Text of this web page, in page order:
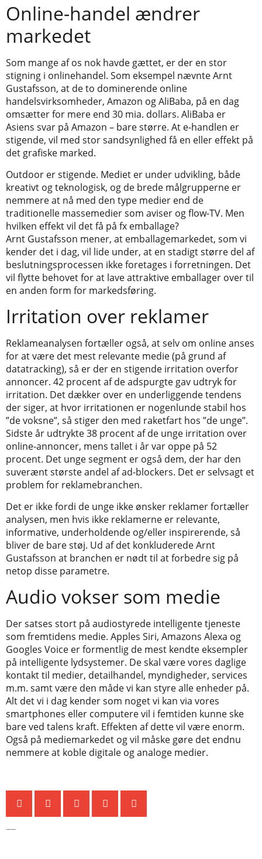
Online-handel ændrer
markedet
Som mange af os nok havde gættet, er der en stor
stigning i onlinehandel. Som eksempel nævnte Arnt
Gustafsson, at de to dominerende online
handelsvirksomheder, Amazon og AliBaba, på en dag
omsætter for mere end 30 mia. dollars. AliBaba er
Asiens svar på Amazon – bare større. At e-handlen er
stigende, vil med stor sandsynlighed få en eller effekt på
det grafiske marked.
Outdoor er stigende. Mediet er under udvikling, både
kreativt og teknologisk, og de brede målgrupperne er
nemmere at nå med den type medier end de
traditionelle massemedier som aviser og flow-TV. Men
hvilken effekt vil det få på fx emballage?
Arnt Gustafsson mener, at emballagemarkedet, som vi
kender det i dag, vil lide under, at en stadigt større del af
beslutningsprocessen ikke foretages i forretningen. Det
vil flytte behovet for at lave attraktive emballager over til
en anden form for markedsføring.
Irritation over reklamer
Reklameanalysen fortæller også, at selv om online anses
for at være det mest relevante medie (på grund af
datatracking), så er der en stigende irritation overfor
annoncer. 42 procent af de adspurgte gav udtryk for
irritation. Det dækker over en underliggende tendens
der siger, at hvor irritationen er nogenlunde stabil hos
”de voksne”, så stiger den med raketfart hos ”de unge”.
Sidste år udtrykte 38 procent af de unge irritation over
online-annoncer, mens tallet i år var oppe på 52
procent. Det unge segment er også dem, der har den
suverænt største andel af ad-blockers. Det er selvsagt et
problem for reklamebranchen.
Det er ikke fordi de unge ikke ønsker reklamer fortæller
analysen, men hvis ikke reklamerne er relevante,
informative, underholdende og/eller inspirerende, så
bliver de bare støj. Ud af det konkluderede Arnt
Gustafsson at branchen er nødt til at forbedre sig på
netop disse parametre.
Audio vokser som medie
Der satses stort på audiostyrede intelligente tjeneste
som fremtidens medie. Apples Siri, Amazons Alexa og
Googles Voice er formentlig de mest kendte eksempler
på intelligente lydsystemer. De skal være vores daglige
kontakt til medier, detailhandel, myndigheder, services
m.m. samt være den måde vi kan styre alle enheder på.
Alt det vi i dag kender som noget vi kan via vores
smartphones eller computere vil i femtiden kunne ske
bare ved talens kraft. Effekten af dette vil være enorm.
Også på mediemarkedet og vil måske gøre det endnu
nemmere at koble digitale og analoge medier.